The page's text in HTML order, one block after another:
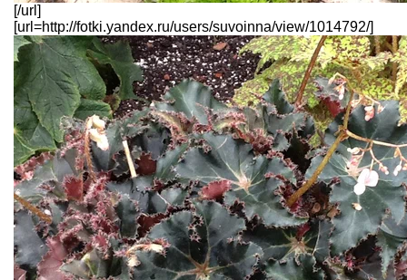
[/url]
[url=http://fotki.yandex.ru/users/suvoinna/view/1014792/]